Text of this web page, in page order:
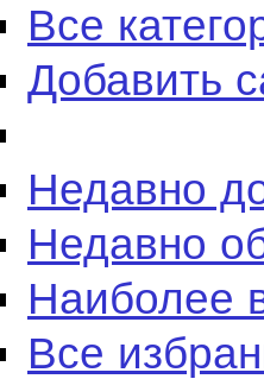
Все
Добавить
Недавно
Недавно
Наиболее
Все